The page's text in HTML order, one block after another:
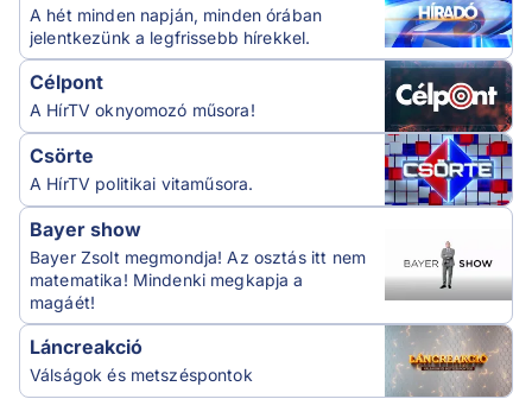
A hét minden napján, minden órában
jelentkezünk a legfrissebb hírekkel.
Célpont
A HírTV oknyomozó műsora!
Csörte
A HírTV politikai vitaműsora.
Bayer show
Bayer Zsolt megmondja! Az osztás itt nem
matematika! Mindenki megkapja a
magáét!
Láncreakció
Válságok és metszéspontok